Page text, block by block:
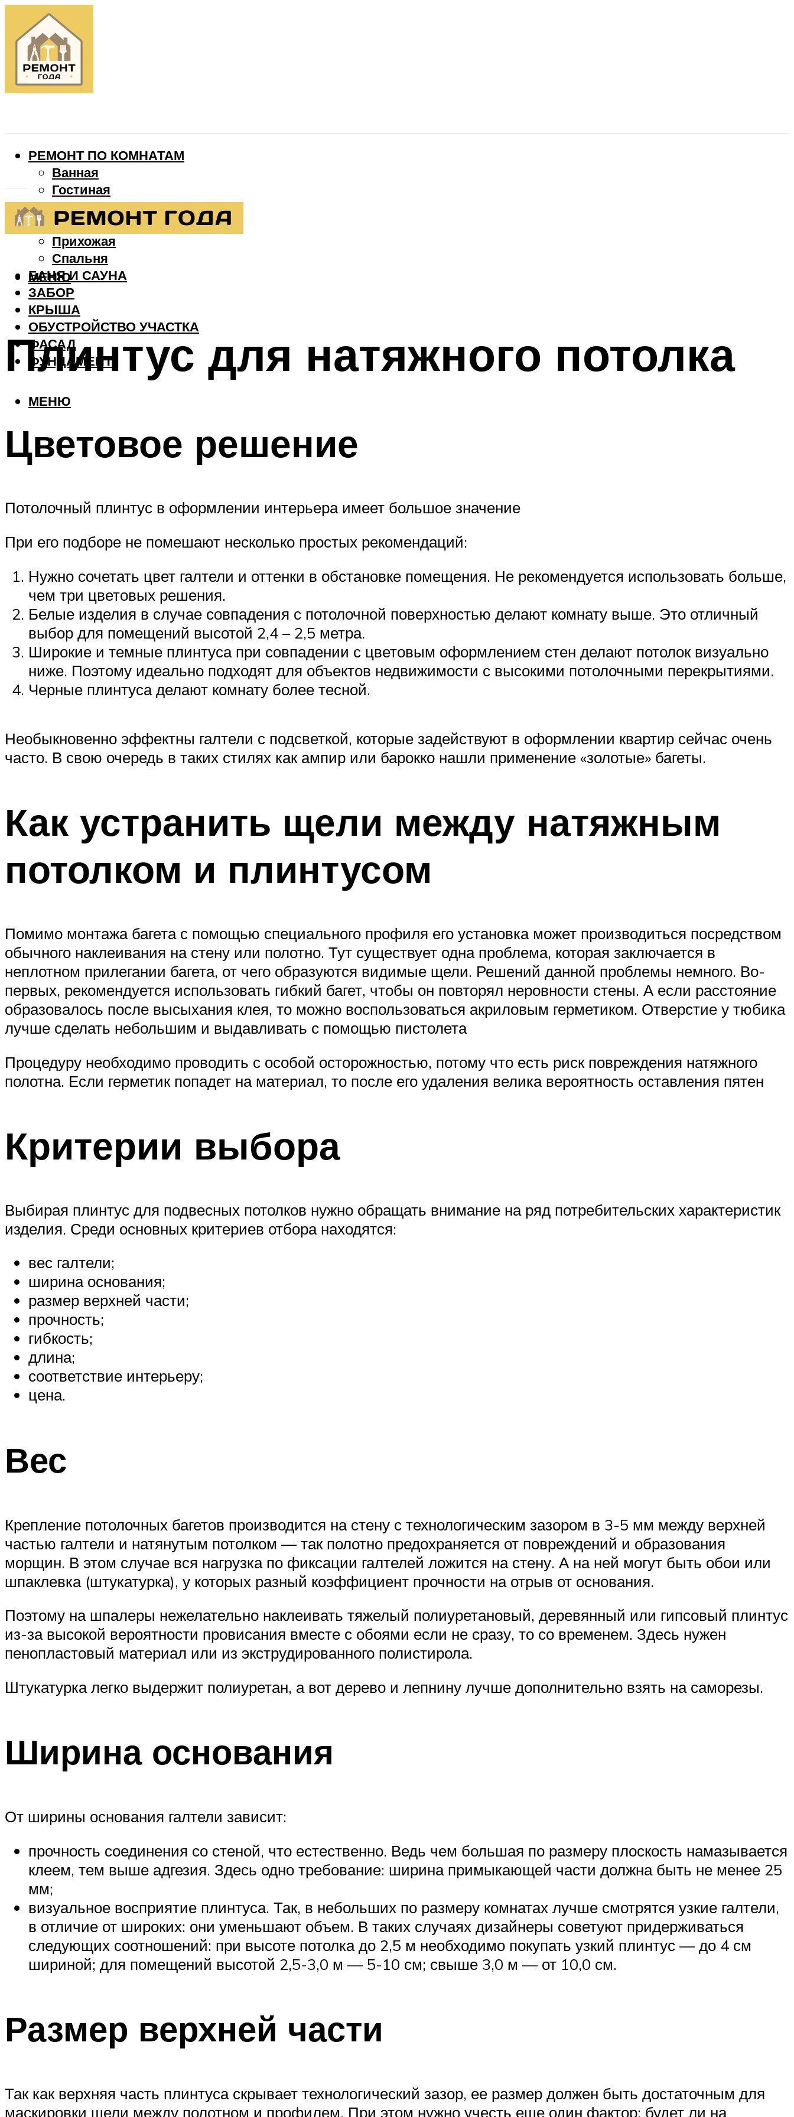
РЕМОНТ ПО КОМНАТАМ
Ванная
Гостиная
Детская
Кухня
Прихожая
Спальня
БАНЯ И САУНА
ЗАБОР
КРЫША
ОБУСТРОЙСТВО УЧАСТКА
ФАСАД
ФУНДАМЕНТ
МЕНЮ
МЕНЮ
Плинтус для натяжного потолка
Цветовое решение
Потолочный плинтус в оформлении интерьера имеет большое значение
При его подборе не помешают несколько простых рекомендаций:
Нужно сочетать цвет галтели и оттенки в обстановке помещения. Не рекомендуется использовать больше,
чем три цветовых решения.
Белые изделия в случае совпадения с потолочной поверхностью делают комнату выше. Это отличный
выбор для помещений высотой 2,4 – 2,5 метра.
Широкие и темные плинтуса при совпадении с цветовым оформлением стен делают потолок визуально
ниже. Поэтому идеально подходят для объектов недвижимости с высокими потолочными перекрытиями.
Черные плинтуса делают комнату более тесной.
Необыкновенно эффектны галтели с подсветкой, которые задействуют в оформлении квартир сейчас очень
часто. В свою очередь в таких стилях как ампир или барокко нашли применение «золотые» багеты.
Как устранить щели между натяжным
потолком и плинтусом
Помимо монтажа багета с помощью специального профиля его установка может производиться посредством
обычного наклеивания на стену или полотно. Тут существует одна проблема, которая заключается в
неплотном прилегании багета, от чего образуются видимые щели. Решений данной проблемы немного. Во-
первых, рекомендуется использовать гибкий багет, чтобы он повторял неровности стены. А если расстояние
образовалось после высыхания клея, то можно воспользоваться акриловым герметиком. Отверстие у тюбика
лучше сделать небольшим и выдавливать с помощью пистолета
Процедуру необходимо проводить с особой осторожностью, потому что есть риск повреждения натяжного
полотна. Если герметик попадет на материал, то после его удаления велика вероятность оставления пятен
Критерии выбора
Выбирая плинтус для подвесных потолков нужно обращать внимание на ряд потребительских характеристик
изделия. Среди основных критериев отбора находятся:
вес галтели;
ширина основания;
размер верхней части;
прочность;
гибкость;
длина;
соответствие интерьеру;
цена.
Вес
Крепление потолочных багетов производится на стену с технологическим зазором в 3-5 мм между верхней
частью галтели и натянутым потолком — так полотно предохраняется от повреждений и образования
морщин. В этом случае вся нагрузка по фиксации галтелей ложится на стену. А на ней могут быть обои или
шпаклевка (штукатурка), у которых разный коэффициент прочности на отрыв от основания.
Поэтому на шпалеры нежелательно наклеивать тяжелый полиуретановый, деревянный или гипсовый плинтус
из-за высокой вероятности провисания вместе с обоями если не сразу, то со временем. Здесь нужен
пенопластовый материал или из экструдированного полистирола.
Штукатурка легко выдержит полиуретан, а вот дерево и лепнину лучше дополнительно взять на саморезы.
Ширина основания
От ширины основания галтели зависит:
прочность соединения со стеной, что естественно. Ведь чем большая по размеру плоскость намазывается
клеем, тем выше адгезия. Здесь одно требование: ширина примыкающей части должна быть не менее 25
мм;
визуальное восприятие плинтуса. Так, в небольших по размеру комнатах лучше смотрятся узкие галтели,
в отличие от широких: они уменьшают объем. В таких случаях дизайнеры советуют придерживаться
следующих соотношений: при высоте потолка до 2,5 м необходимо покупать узкий плинтус — до 4 см
шириной; для помещений высотой 2,5-3,0 м — 5-10 см; свыше 3,0 м — от 10,0 см.
Размер верхней части
Так как верхняя часть плинтуса скрывает технологический зазор, ее размер должен быть достаточным для
маскировки щели между полотном и профилем. При этом нужно учесть еще один фактор: будет ли на